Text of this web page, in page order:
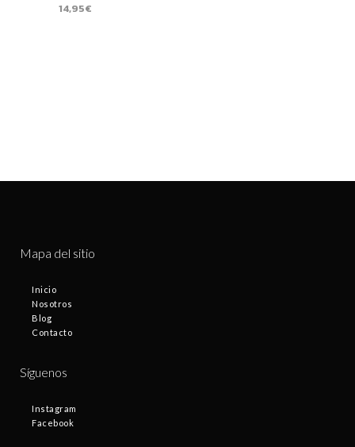
14,95€
Mapa del sitio
Inicio
Nosotros
Blog
Contacto
Síguenos
Instagram
Facebook